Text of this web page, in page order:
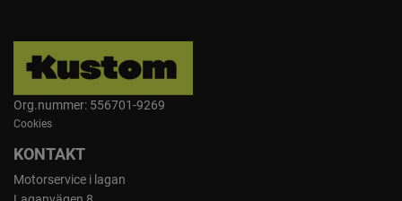
Org.nummer: 556701-9269
Cookies
KONTAKT
Motorservice i lagan